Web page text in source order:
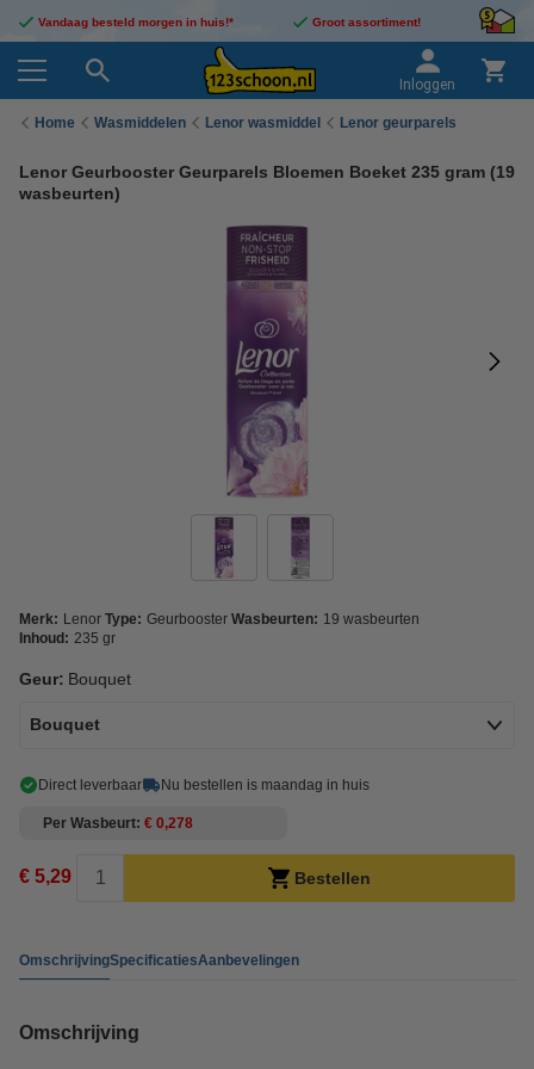
Vandaag besteld morgen in huis!* Groot assortiment!
Inloggen
Home Wasmiddelen Lenor wasmiddel Lenor geurparels
Lenor Geurbooster Geurparels Bloemen Boeket 235 gram (19
wasbeurten)
Merk: Lenor Type: Geurbooster Wasbeurten: 19 wasbeurten
Inhoud: 235 gr
Geur: Bouquet
Bouquet
Direct leverbaar Nu bestellen is maandag in huis
Per Wasbeurt € 0,278
€ 5,29 Bestellen
OmschrijvingSpecificatiesAanbevelingen
Omschrijving